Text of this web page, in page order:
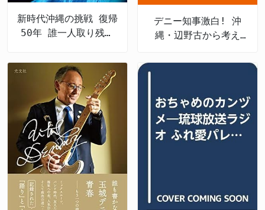
新時代沖縄の挑戦 復帰
50年 誰一人取り残さ
デニー知事激白! 沖
縄・辺野古から考え